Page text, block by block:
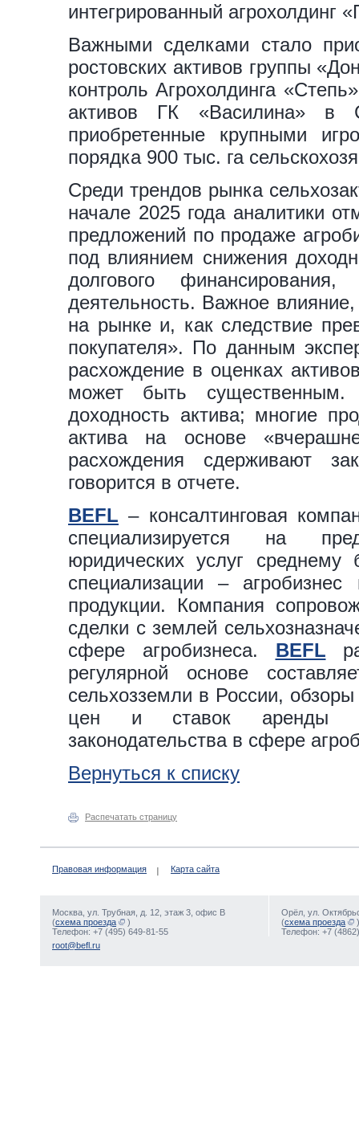
интегрированный агрохолдинг
Важными сделками стало
ростовских активов группы
контроль Агрохолдинга
активов ГК «Василина» в
приобретенные крупными
порядка 900 тыс. га
Среди трендов рынка
начале 2025 года аналитики
предложений по продаже
под влиянием снижения
долгового
деятельность. Важное
на рынке и, как следствие
покупателя». По данным
расхождение в оценках
может быть
доходность актива; многие
актива на основе
расхождения сдерживают
говорится в отчете.
BEFL – консалтинговая
специализируется на
юридических услуг
специализации – агробизнес
продукции. Компания
сделки с землей
сфере агробизнеса. BEFL
регулярной основе
сельхозземли в России,
цен и ставок аренды на
законодательства в сфере
Вернуться к списку
Распечатать страницу
Правовая информация Карта сайта
Москва, ул. Трубная, д. 12, этаж 3, офис В
(схема проезда
)
Телефон: +7 (495) 649-81-55
Орёл, ул.
(схема проезда
)
Телефон: +7
root@befl.ru